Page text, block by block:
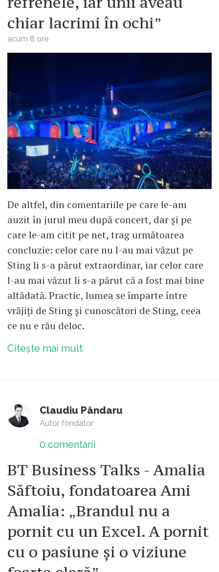
chiar lacrimi în ochi”
acum 8 ore
De altfel, din comentariile pe care le-am
auzit în jurul meu după concert, dar și pe
care le-am citit pe net, trag următoarea
concluzie: celor care nu l-au mai văzut pe
Sting li s-a părut extraordinar, iar celor care
l-au mai văzut li s-a părut că a fost mai bine
altădată. Practic, lumea se împarte între
vrăjiți de Sting și cunoscători de Sting, ceea
ce nu e rău deloc.
Citește mai mult
Claudiu Pândaru
Autor fondator
0 comentarii
BT Business Talks - Amalia
Săftoiu, fondatoarea Ami
Amalia: „Brandul nu a
pornit cu un Excel. A pornit
cu o pasiune și o viziune